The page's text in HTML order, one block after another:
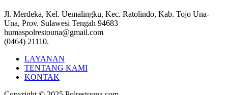
Jl. Merdeka, Kel. Uemalingku, Kec. Ratolindo, Kab. Tojo Una-
Una, Prov. Sulawesi Tengah 94683
humaspolrestouna@gmail.com
(0464) 21110.
LAYANAN
TENTANG KAMI
KONTAK